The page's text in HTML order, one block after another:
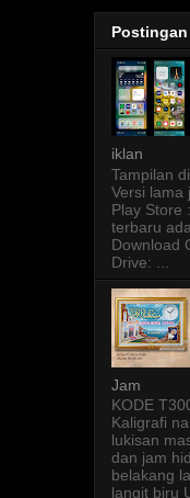
iklan
Tampilan
Versi lama
Play Store
terbaru
Download
Drive: ...
Jam
KODE
Kaligrafi
lukisan
dan jam
belakang
langit biru